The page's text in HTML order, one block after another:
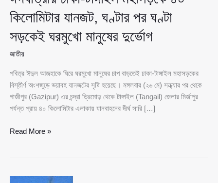
কিলোমিটার যানজট, ঘণ্টার পর ঘণ্টা
সড়কেই ঘরমুখো মানুষের দুর্ভোগ
জাতীয়
পবিত্র ঈদুল আজহাকে ঘিরে ঘরমুখো মানুষের চাপ বাড়তেই ঢাকা-টাঙ্গাইল মহাসড়কের
বিস্তীর্ণ অংশজুড়ে ভয়াবহ যানজটের সৃষ্টি হয়েছে। মঙ্গলবার (২৬ মে) সন্ধ্যার পর থেকে
গাজীপুর (Gazipur) এর চন্দ্রা ত্রিমোড় থেকে টাঙ্গাইল (Tangail) জেলার মির্জাপুর
পর্যন্ত প্রায় ৪০ কিলোমিটার এলাকায় যানবাহনের দীর্ঘ সারি […]
ঈদযাত্রায়
৪০
Read More »